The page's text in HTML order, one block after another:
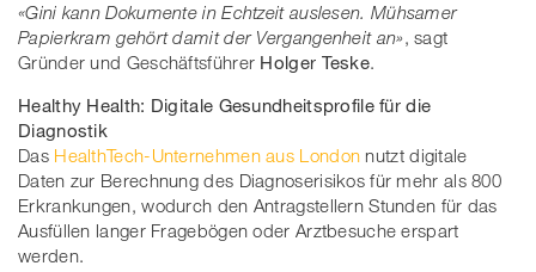
«Gini kann Dokumente in Echtzeit auslesen. Mühsamer
Papierkram gehört damit der Vergangenheit an», sagt
Gründer und Geschäftsführer Holger Teske.
Healthy Health: Digitale Gesundheitsprofile für die
Diagnostik
Das HealthTech-Unternehmen aus London nutzt digitale
Daten zur Berechnung des Diagnoserisikos für mehr als 800
Erkrankungen, wodurch den Antragstellern Stunden für das
Ausfüllen langer Fragebögen oder Arztbesuche erspart
werden.